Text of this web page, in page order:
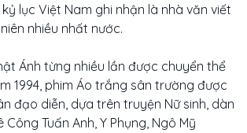
lục Việt Nam ghi nhận là nhà văn viết
nhiều nhất nước.
Ánh từng nhiều lần được chuyển thể
1994, phim Áo trắng sân trường được
đạo diễn, dựa trên truyện Nữ sinh, dàn
Công Tuấn Anh, Y Phụng, Ngô Mỹ